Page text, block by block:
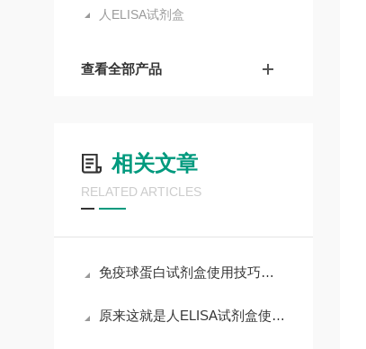
人ELISA试剂盒
查看全部产品
相关文章
RELATED ARTICLES
免疫球蛋白试剂盒使用技巧和要求
原来这就是人ELISA试剂盒使用时需要遵守的规范